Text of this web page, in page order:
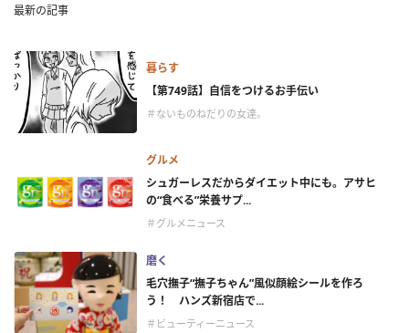
最新の記事
暮らす
【第749話】自信をつけるお手伝い
＃ないものねだりの女達。
グルメ
シュガーレスだからダイエット中にも。アサヒ
の“食べる”栄養サプ...
＃グルメニュース
磨く
毛穴撫子“撫子ちゃん”風似顔絵シールを作ろ
う！ ハンズ新宿店で...
＃ビューティーニュース